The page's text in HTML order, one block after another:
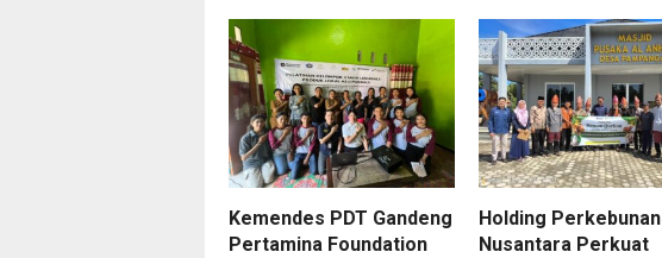
Kemendes PDT Gandeng
Pertamina Foundation
Holding Perkebunan
Nusantara Perkuat